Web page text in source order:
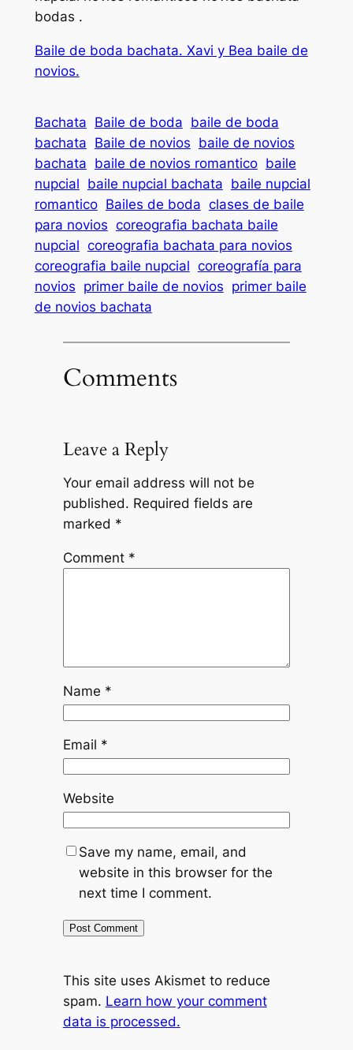
bodas .
Baile de boda bachata. Xavi y Bea baile de
novios.
Bachata Baile de boda baile de boda
bachata Baile de novios baile de novios
bachata baile de novios romantico baile
nupcial baile nupcial bachata baile nupcial
romantico Bailes de boda clases de baile
para novios coreografia bachata baile
nupcial coreografia bachata para novios
coreografia baile nupcial coreografía para
novios primer baile de novios primer baile
de novios bachata
Comments
Leave a Reply
Your email address will not be
published. Required fields are
marked *
Comment *
Name *
Email *
Website
Save my name, email, and
website in this browser for the
next time I comment.
This site uses Akismet to reduce
spam. Learn how your comment
data is processed.